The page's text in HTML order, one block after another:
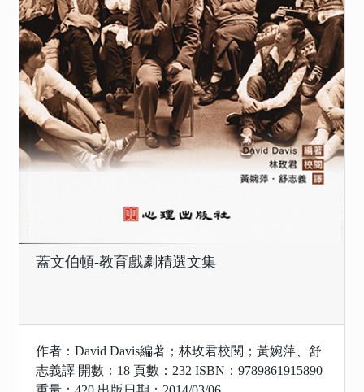
蓋文伯頓-教育戲劇精選文集
作者：David Davis編著；林玫君校閱；黃婉萍、舒
志義譯 開數：18 頁數：232 ISBN：9789861915890